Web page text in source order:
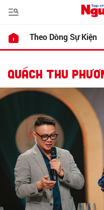
Theo Dòng Sự Kiện
QUÁCH THU